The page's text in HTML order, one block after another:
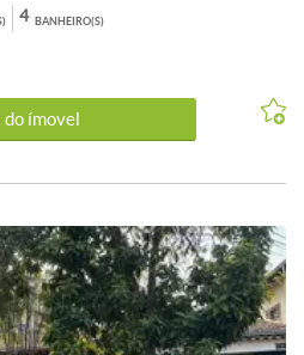
Atualizadas em Um de agosto
BANHEIRO(S)
4
ímovel